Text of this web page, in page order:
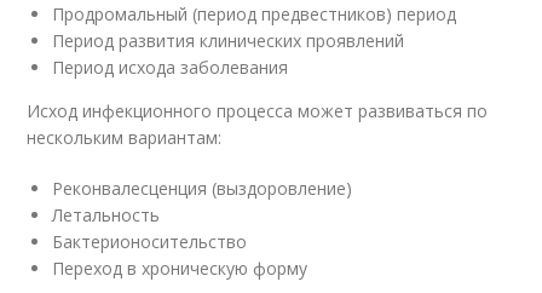
Продромальный (период предвестников) период
Период развития клинических проявлений
Период исхода заболевания
Исход инфекционного процесса может развиваться по
нескольким вариантам:
Реконвалесценция (выздоровление)
Летальность
Бактерионосительство
Переход в хроническую форму